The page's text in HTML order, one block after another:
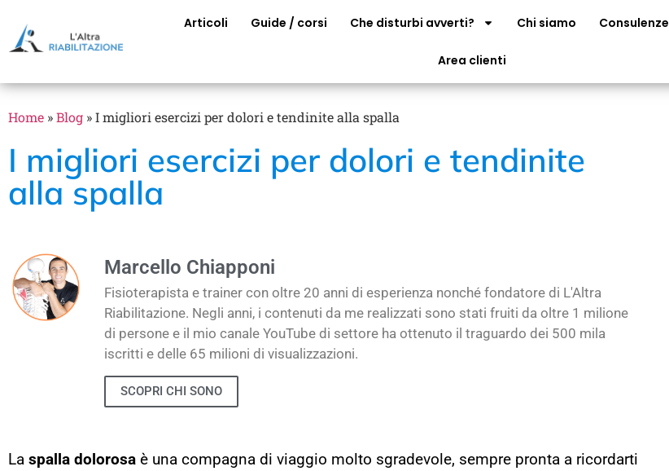
Articoli Guide / corsi Che disturbi avverti? Chi siamo Consulenze
Area clienti
Home »Blog »I migliori esercizi per dolori e tendinite alla spalla
I migliori esercizi per dolori e tendinite
alla spalla
Marcello Chiapponi
Fisioterapista e trainer con oltre 20 anni di esperienza nonché fondatore di L'Altra
Riabilitazione. Negli anni, i contenuti da me realizzati sono stati fruiti da oltre 1 milione
di persone e il mio canale YouTube di settore ha ottenuto il traguardo dei 500 mila
iscritti e delle 65 milioni di visualizzazioni.
SCOPRI CHI SONO
La spalla dolorosa è una compagna di viaggio molto sgradevole, sempre pronta a ricordarti